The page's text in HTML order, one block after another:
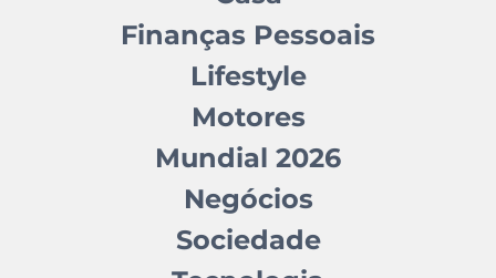
Finanças Pessoais
Lifestyle
Motores
Mundial 2026
Negócios
Sociedade